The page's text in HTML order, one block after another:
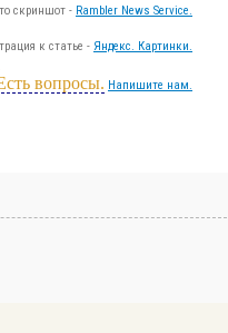
скриншот - Rambler News Service.
к статье - Яндекс. Картинки.
вопросы. Напишите нам.